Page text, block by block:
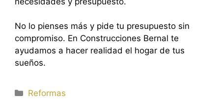
No lo pienses más y pide tu presupuesto sin
compromiso. En Construcciones Bernal te
ayudamos a hacer realidad el hogar de tus
sueños.
Categorías
Reformas